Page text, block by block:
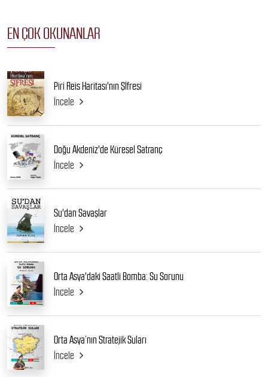
EN ÇOK OKUNANLAR
Piri Reis Haritası'nın Şİfresi
İncele
Doğu Akdeniz'de Küresel Satranç
İncele
Su'dan Savaşlar
İncele
Orta Asya'daki Saatli Bomba: Su Sorunu
İncele
Orta Asya’nın Stratejik Suları
İncele